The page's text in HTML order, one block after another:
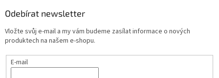
Odebírat newsletter
Vložte svůj e-mail a my vám budeme zasílat informace o nových
produktech na našem e-shopu.
E-mail